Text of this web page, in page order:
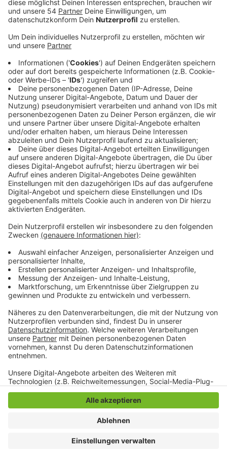
Das Mönchengladbacher Amtsgericht hat einen 16-
Jährigen zu fünf Jahren Jugendstrafe verurteilt. Grund
dafür ist, dass der Jugendliche einen anderen
Jugendlichen mit einem Messer lebensbedrohlich
verletzt hat. Der 16-Jährige soll den heute 18-
Jährigen im Sommer letzten Jahres mit einem Messer
in die Brust gestochen haben. Die 15 Zentimeter lange
Klinge verletzte den Jugendlichen lebensgefährlich.
Zuvor hatte es zwischen den Jugendlichen Streit
gegeben. Den Tod des Opfers habe der 16-Jährige in
Kauf genommen, so der vorsitzende Richter. Die
Strafkammer stuft ihn als "Intensivtäter" ein. Der
Jugendliche ist der Polizei bereits bekannt: Er ist
aufgefallen. Sein Mitangeklagter, ebenfalls 16-Jahre
wegen gefährlicher Körperverletzung 100
Arbeitsstunden ableisten.
Anzeige